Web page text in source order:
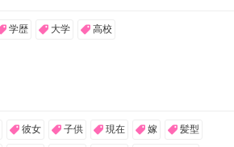
学歴 大学 高校
彼女 子供 現在 嫁 髪型